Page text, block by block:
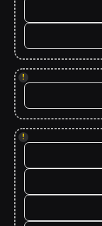
!
!